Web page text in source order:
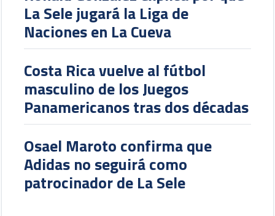
La Sele jugará la Liga de
Naciones en La Cueva
Costa Rica vuelve al fútbol
masculino de los Juegos
Panamericanos tras dos décadas
Osael Maroto confirma que
Adidas no seguirá como
patrocinador de La Sele